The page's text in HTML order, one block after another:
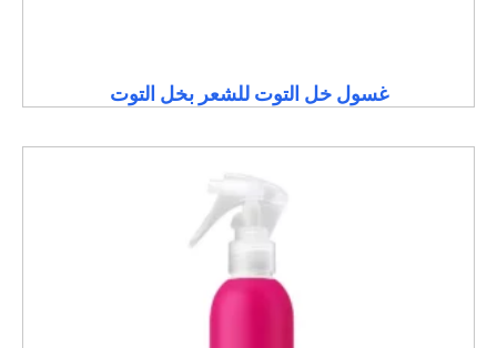
غسول خل التوت للشعر بخل التوت